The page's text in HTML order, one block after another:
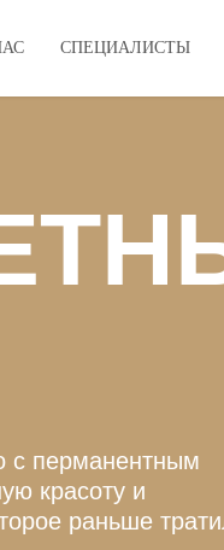
СПЕЦИАЛИСТЫ
с перманентным
красоту и
раньше